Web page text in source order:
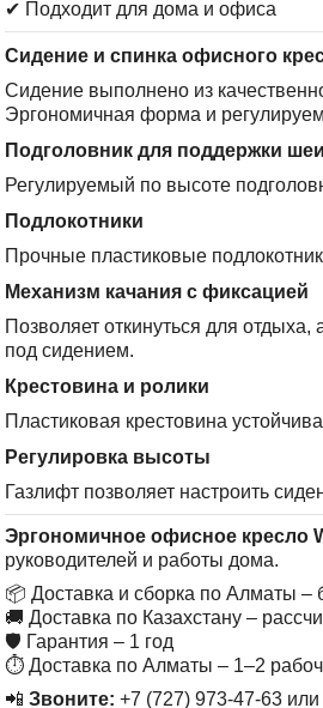
✔ Подходит для дома и офиса
Сидение и спинка офисного
Сидение выполнено из
Эргономичная форма и
Подголовник для поддержки шеи
Регулируемый по высоте
Подлокотники
Прочные пластиковые
Механизм качания с фиксацией
Позволяет откинуться для
под сидением.
Крестовина и ролики
Пластиковая крестовина
Регулировка высоты
Газлифт позволяет настроить
Эргономичное офисное кресло
руководителей и работы дома.
📦 Доставка и сборка по Алматы –
🚚 Доставка по Казахстану –
🛡 Гарантия – 1 год
⏱ Доставка по Алматы – 1–2
📲 Звоните: +7 (727) 973-47-63